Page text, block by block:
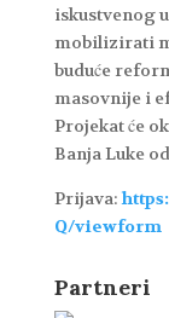
iskustvenog
mobilizirati
buduće
masovnije i
Projekat će
Banja Luke
Prijava:
Q/viewform
Partneri